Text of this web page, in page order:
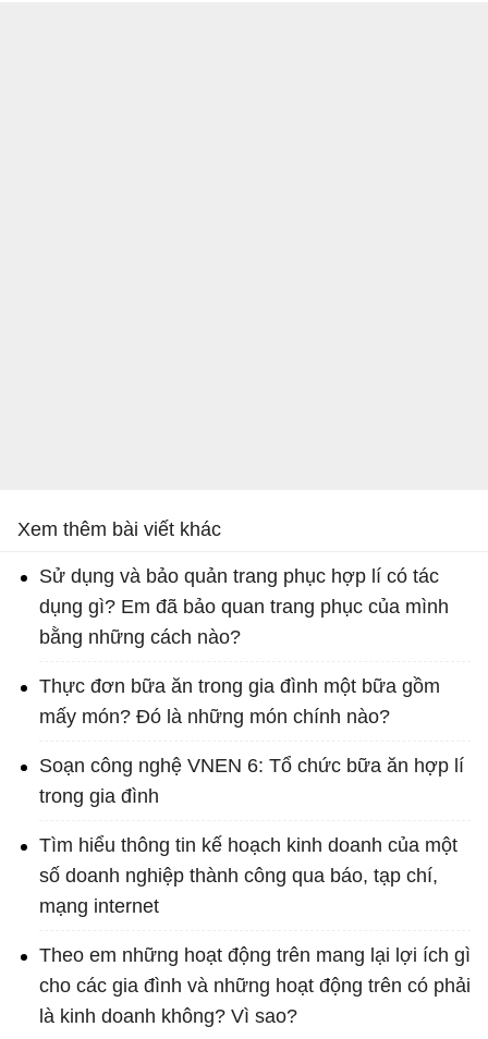
Xem thêm bài viết khác
Sử dụng và bảo quản trang phục hợp lí có tác
dụng gì? Em đã bảo quan trang phục của mình
bằng những cách nào?
Thực đơn bữa ăn trong gia đình một bữa gồm
mấy món? Đó là những món chính nào?
Soạn công nghệ VNEN 6: Tổ chức bữa ăn hợp lí
trong gia đình
Tìm hiểu thông tin kế hoạch kinh doanh của một
số doanh nghiệp thành công qua báo, tạp chí,
mạng internet
Theo em những hoạt động trên mang lại lợi ích gì
cho các gia đình và những hoạt động trên có phải
là kinh doanh không? Vì sao?